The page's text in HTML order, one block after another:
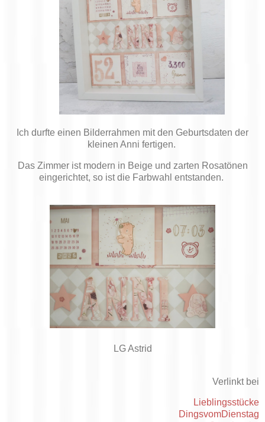
Ich durfte einen Bilderrahmen mit den Geburtsdaten der
kleinen Anni fertigen.
Das Zimmer ist modern in Beige und zarten Rosatönen
eingerichtet, so ist die Farbwahl entstanden.
LG Astrid
Verlinkt bei
Lieblingsstücke
DingsvomDienstag